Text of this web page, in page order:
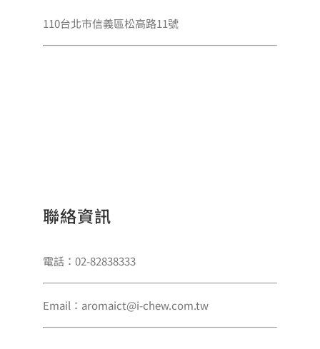
110台北市信義區松高路11號
聯絡資訊
電話：02-82838333
Email：aromaict@i-chew.com.tw